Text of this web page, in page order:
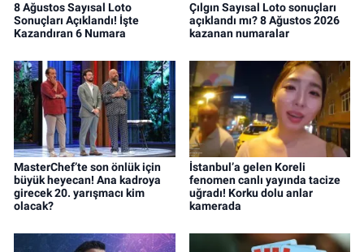
8 Ağustos Sayısal Loto
Sonuçları Açıklandı! İşte
Kazandıran 6 Numara
Çılgın Sayısal Loto sonuçları
açıklandı mı? 8 Ağustos 2026
kazanan numaralar
MasterChef’te son önlük için
büyük heyecan! Ana kadroya
girecek 20. yarışmacı kim
olacak?
İstanbul’a gelen Koreli
fenomen canlı yayında tacize
uğradı! Korku dolu anlar
kamerada